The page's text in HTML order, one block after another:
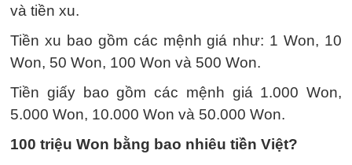
và tiền xu.
Tiền xu bao gồm các mệnh giá như: 1 Won, 10
Won, 50 Won, 100 Won và 500 Won.
Tiền giấy bao gồm các mệnh giá 1.000 Won,
5.000 Won, 10.000 Won và 50.000 Won.
100 triệu Won bằng bao nhiêu tiền Việt?